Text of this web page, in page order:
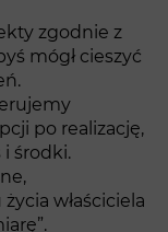
zgodnie z
mógł cieszyć
po realizację,
i środki.
właściciela